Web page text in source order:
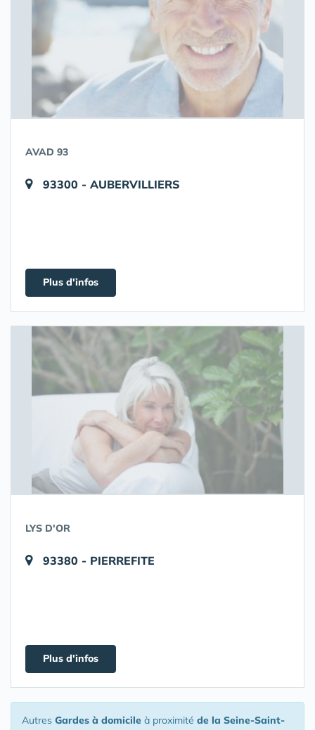
AVAD 93
93300 - AUBERVILLIERS
Plus d'infos
LYS D'OR
93380 - PIERREFITE
Plus d'infos
Autres Gardes à domicile à proximité de la Seine-Saint-